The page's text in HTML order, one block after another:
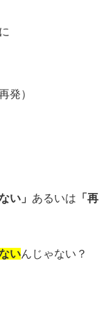
発）
い」 あるいは 「再
いんじゃない？